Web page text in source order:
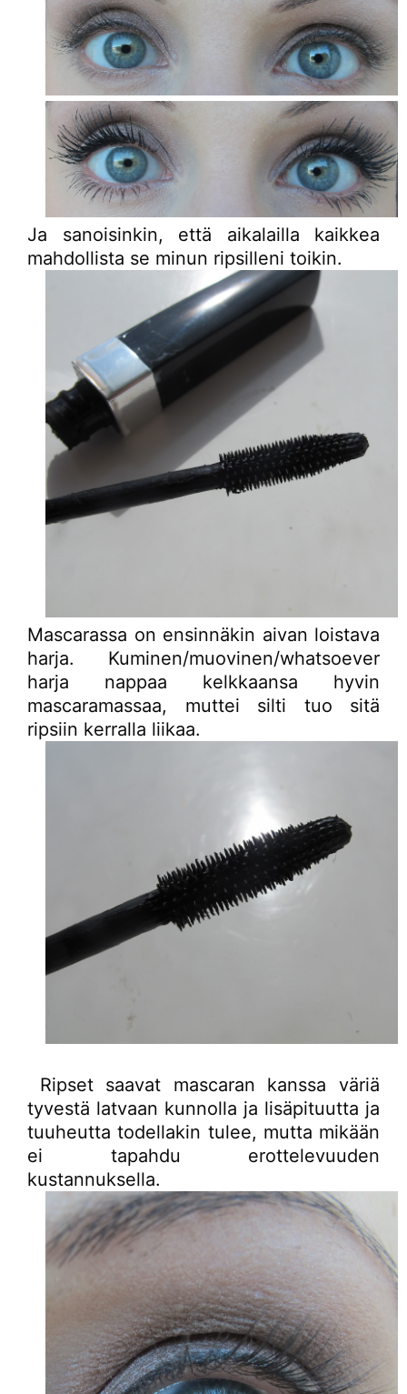
Ja sanoisinkin, että aikalailla kaikkea
mahdollista se minun ripsilleni toikin.
Mascarassa on ensinnäkin aivan loistava
harja. Kuminen/muovinen/whatsoever
harja nappaa kelkkaansa hyvin
mascaramassaa, muttei silti tuo sitä
ripsiin kerralla liikaa.
Ripset saavat mascaran kanssa väriä
tyvestä latvaan kunnolla ja lisäpituutta ja
tuuheutta todellakin tulee, mutta mikään
ei tapahdu erottelevuuden
kustannuksella.